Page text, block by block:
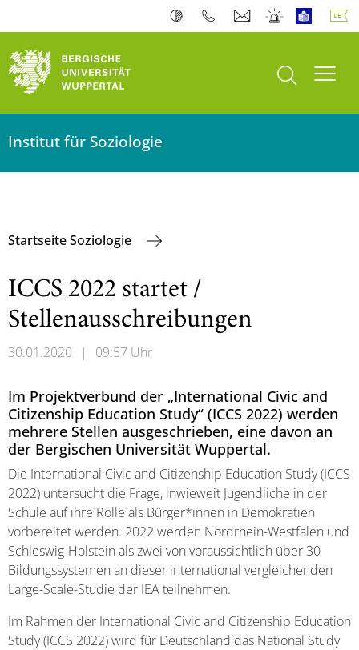
Suche öffnen
Institut für Soziologie
Startseite Soziologie
ICCS 2022 startet /
Stellenausschreibungen
30.01.2020 | 09:57 Uhr
Im Projektverbund der „International Civic and
Citizenship Education Study“ (ICCS 2022) werden
mehrere Stellen ausgeschrieben, eine davon an
der Bergischen Universität Wuppertal.
Die International Civic and Citizenship Education Study (ICCS
2022) untersucht die Frage, inwieweit Jugendliche in der
Schule auf ihre Rolle als Bürger*innen in Demokratien
vorbereitet werden. 2022 werden Nordrhein-Westfalen und
Schleswig-Holstein als zwei von voraussichtlich über 30
Bildungssystemen an dieser international vergleichenden
Large-Scale-Studie der IEA teilnehmen.
Im Rahmen der International Civic and Citizenship Education
Study (ICCS 2022) wird für Deutschland das National Study